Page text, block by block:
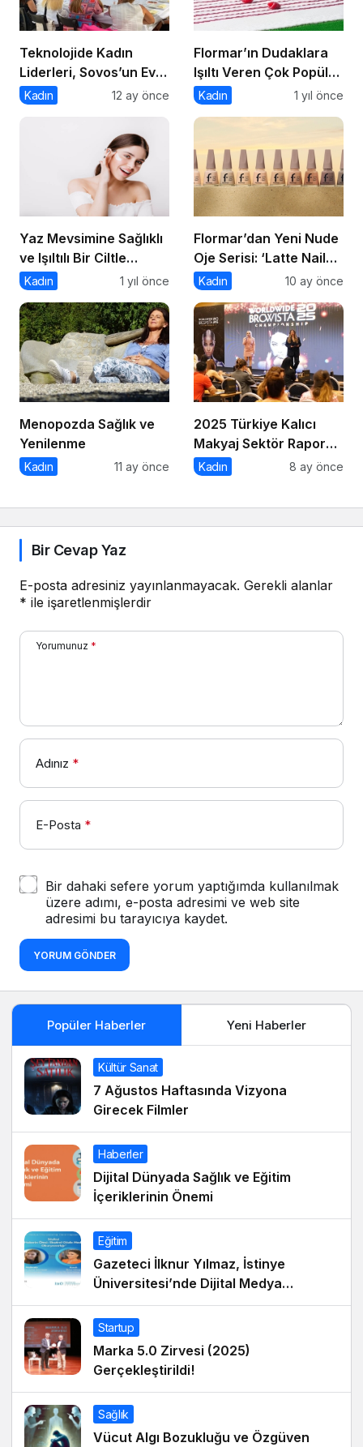
Teknolojide Kadın
Liderleri, Sovos’un Ev
Sahipliğinde Bir Araya
Kadın 12 ay önce
Flormar’ın Dudaklara
Işıltı Veren Çok Popüler
Lipgloss Serisi Dewy
Kadın 1 yıl önce
Yaz Mevsimine Sağlıklı
ve Işıltılı Bir Ciltle
Merhaba Deyin
Kadın 1 yıl önce
Flormar’dan Yeni Nude
Oje Serisi: ‘Latte Nail
Enamel’ ile Zamansız
Tırnaklarında!
Kadın 10 ay önce
Menopozda Sağlık ve
Yenilenme
Kadın 11 ay önce
2025 Türkiye Kalıcı
Makyaj Sektör Raporu
Açıklandı
Kadın 8 ay önce
Bir Cevap Yaz
E-posta adresiniz yayınlanmayacak. Gerekli alanlar
* ile işaretlenmişlerdir
Yorumunuz *
Adınız *
E-Posta *
Bir dahaki sefere yorum yaptığımda kullanılmak
üzere adımı, e-posta adresimi ve web site
adresimi bu tarayıcıya kaydet.
YORUM GÖNDER
Popüler Haberler Yeni Haberler
Kültür Sanat
7 Ağustos Haftasında Vizyona
Girecek Filmler
Haberler
Dijital Dünyada Sağlık ve Eğitim
İçeriklerinin Önemi
Eğitim
Gazeteci İlknur Yılmaz, İstinye
Üniversitesi’nde Dijital Medya
Okuryazarlığı Dersinin Konuğu Oldu
Startup
Marka 5.0 Zirvesi (2025)
Gerçekleştirildi!
Sağlık
Vücut Algı Bozukluğu ve Özgüven